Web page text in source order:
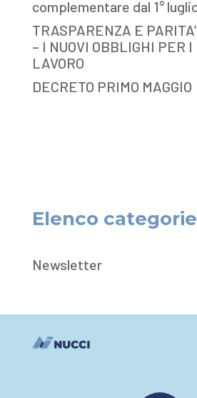
complementare dal 1°
TRASPARENZA E
– I NUOVI OBBLIGHI PER I
LAVORO
DECRETO PRIMO MAGGIO
Elenco categorie
Newsletter